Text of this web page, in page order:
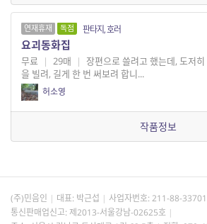
연재휴재 독점 판타지, 호러
요괴동화집
무료 | 29매 |
장편으로 쓸려고 했는데, 도저
을 빌려, 길게 한 번 써보려 합니...
허소영
작품정보
(주)민음인 대표: 박근섭 사업자번호: 211-88-33701
통신판매업신고: 제2013-서울강남-02625호